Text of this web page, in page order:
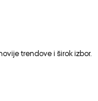
trendove i širok izbor.